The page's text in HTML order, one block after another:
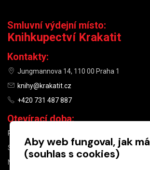
Smluvní výdejní místo:
Knihkupectví Krakatit
Kontakty:
Jungmannova 14, 110 00 Praha 1
knihy@krakatit.cz
+420 731 487 887
Otevírací doba:
PO–PÁ
SO
10:00–13:00
NE
Aby web fungoval, jak má
(souhlas s cookies)